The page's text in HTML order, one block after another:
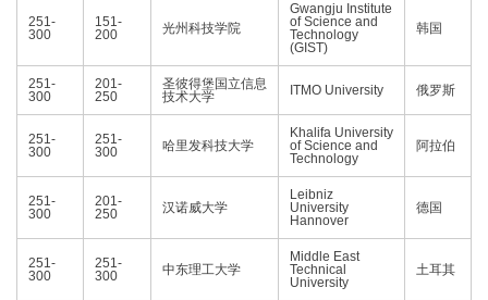
251-
300
151-
200
光州科技学院
Gwangju Institute
of Science and
Technology
(GIST)
韩国
251-
300
201-
250
圣彼得堡国立信息
技术大学
ITMO University 俄罗斯
251-
300
251-
300
哈里发科技大学
Khalifa University
of Science and
Technology
阿拉伯
251-
300
201-
250
汉诺威大学
Leibniz
University
Hannover
德国
251-
300
251-
300
中东理工大学
Middle East
Technical
University
土耳其